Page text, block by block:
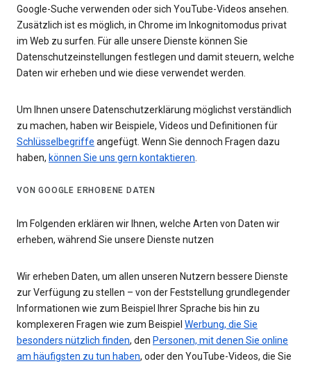
Google-Suche verwenden oder sich YouTube-Videos ansehen.
Zusätzlich ist es möglich, in Chrome im Inkognitomodus privat
im Web zu surfen. Für alle unsere Dienste können Sie
Datenschutzeinstellungen festlegen und damit steuern, welche
Daten wir erheben und wie diese verwendet werden.
Um Ihnen unsere Datenschutzerklärung möglichst verständlich
zu machen, haben wir Beispiele, Videos und Definitionen für
Schlüsselbegriffe angefügt. Wenn Sie dennoch Fragen dazu
haben, können Sie uns gern kontaktieren.
VON GOOGLE ERHOBENE DATEN
Im Folgenden erklären wir Ihnen, welche Arten von Daten wir
erheben, während Sie unsere Dienste nutzen
Wir erheben Daten, um allen unseren Nutzern bessere Dienste
zur Verfügung zu stellen – von der Feststellung grundlegender
Informationen wie zum Beispiel Ihrer Sprache bis hin zu
komplexeren Fragen wie zum Beispiel Werbung, die Sie
besonders nützlich finden, den Personen, mit denen Sie online
am häufigsten zu tun haben, oder den YouTube-Videos, die Sie